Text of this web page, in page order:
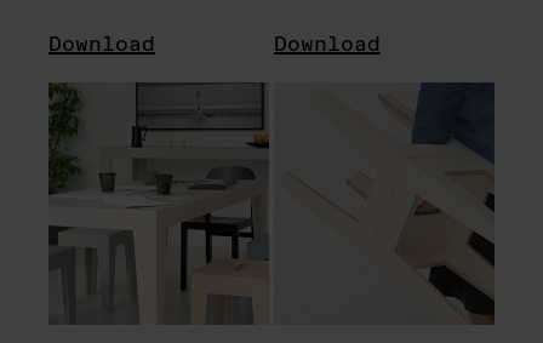
Download Download